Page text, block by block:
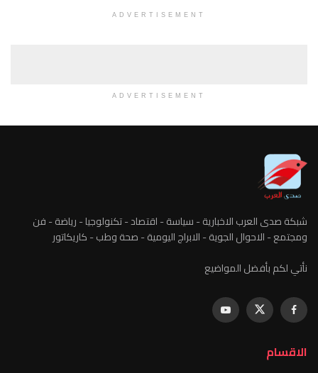
ADVERTISEMENT
ADVERTISEMENT
شبكة صدى العرب الاخبارية - سياسة - اقتصاد - تكنولوجيا - رياضة - فن
ومجتمع - الاحوال الجوية - الابراج اليومية - صحة وطب - كاريكاتور
نأتي لكم بأفضل المواضيع
الاقسام